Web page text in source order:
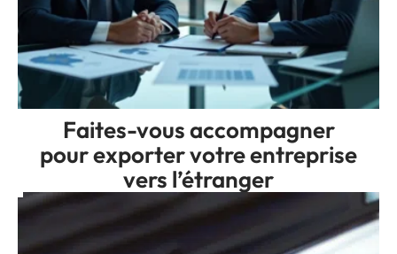
Faites-vous accompagner
pour exporter votre entreprise
vers l’étranger